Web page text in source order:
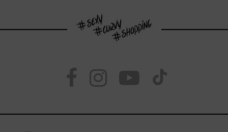
Visit
https://
Visit
https://
Visit
https://
our